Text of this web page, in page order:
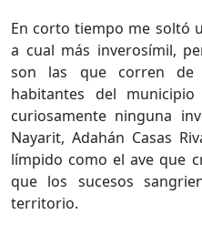
En corto tiempo me soltó
a cual más inverosímil,
son las que corren
habitantes del
curiosamente ninguna
Nayarit, Adahán Casas
límpido como el ave que
que los sucesos
territorio.